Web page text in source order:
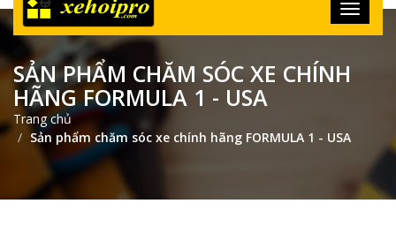
SẢN PHẨM CHĂM SÓC XE CHÍNH
HÃNG FORMULA 1 - USA
Trang chủ
Sản phẩm chăm sóc xe chính hãng FORMULA 1 - USA